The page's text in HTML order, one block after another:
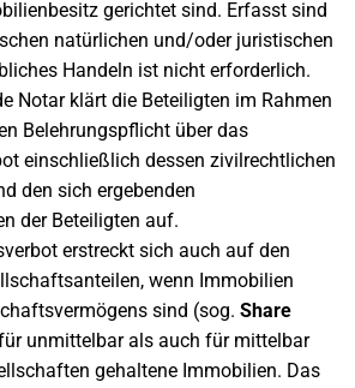
gerichtet sind. Erfasst sind
natürlichen und/oder juristischen
Handeln ist nicht erforderlich.
Notar klärt die Beteiligten im Rahmen
Belehrungspflicht über das
einschließlich dessen zivilrechtlichen
den sich ergebenden
der Beteiligten auf.
erstreckt sich auch auf den
wenn Immobilien
sind (sog. Share
unmittelbar als auch für mittelbar
gehaltene Immobilien. Das